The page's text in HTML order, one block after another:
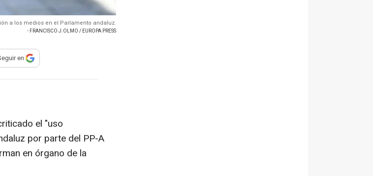
a los medios en el Parlamento andaluz.
- FRANCISCO J.OLMO / EUROPA PRESS
para compartir
en
el "uso
por parte del PP-A
en órgano de la